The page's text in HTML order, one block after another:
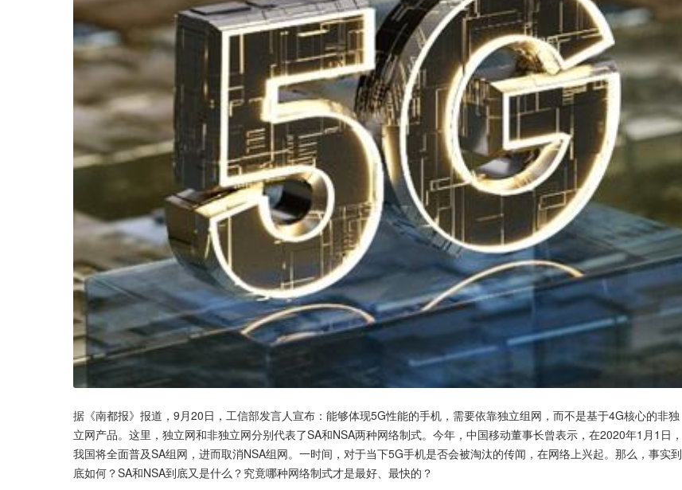
据《南都报》报道，9月20日，工信部发言人宣布：能够体现5G性能的手机，需要依靠独立组网，而不是基于4G核心的非独
立网产品。这里，独立网和非独立网分别代表了SA和NSA两种网络制式。今年，中国移动董事长曾表示，在2020年1月1日，
我国将全面普及SA组网，进而取消NSA组网。一时间，对于当下5G手机是否会被淘汰的传闻，在网络上兴起。那么，事实到
底如何？SA和NSA到底又是什么？究竟哪种网络制式才是最好、最快的？